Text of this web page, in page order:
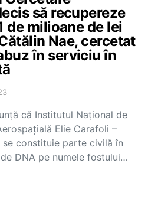
să recupereze
de milioane de lei
Nae, cercetat
în serviciu în
că Institutul Național de
Elie Carafoli –
se constituie parte civilă în
DNA pe numele fostului…